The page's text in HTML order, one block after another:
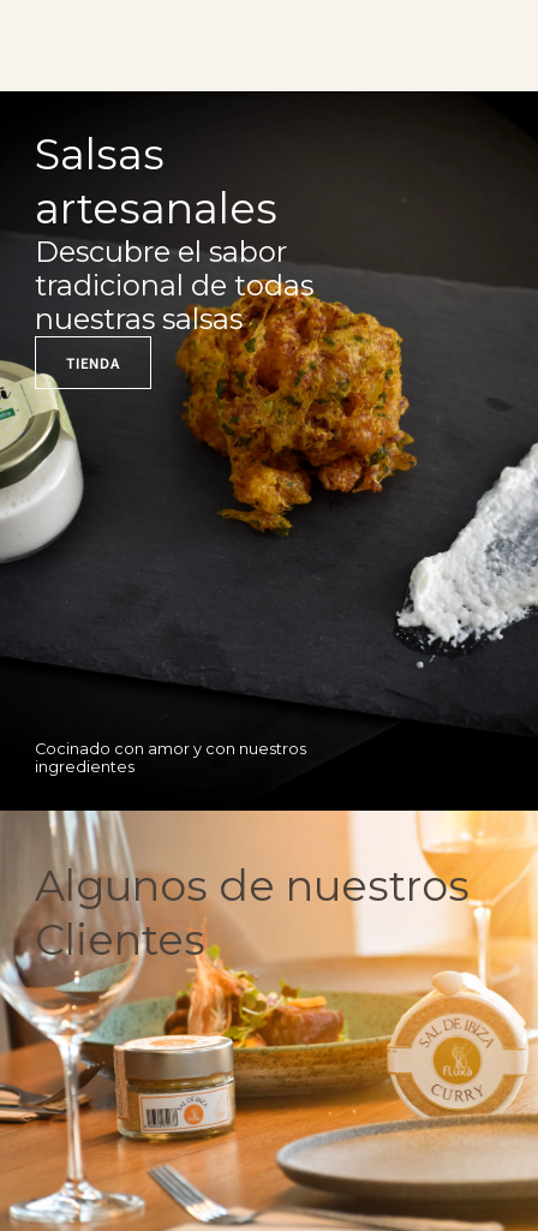
Salsas
artesanales
Descubre el sabor
tradicional de todas
nuestras salsas
TIENDA
Cocinado con amor y con nuestros
ingredientes
Algunos de nuestros
Clientes